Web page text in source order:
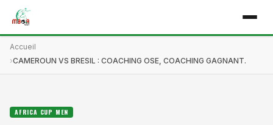
Accueil
CAMEROUN VS BRESIL : COACHING OSE, COACHING GAGNANT.
AFRICA CUP MEN